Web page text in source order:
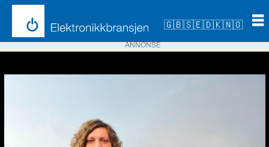
🇬🇧🇸🇪🇩🇰🇳🇴
Emne:
ANNONSE